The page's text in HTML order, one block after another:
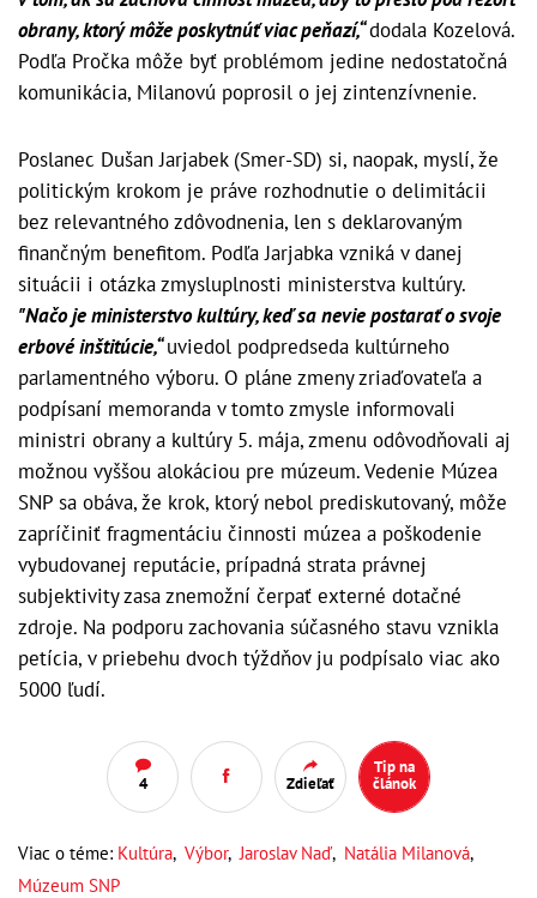
obrany, ktorý môže poskytnúť viac peňazí,“dodala Kozelová.
Podľa Pročka môže byť problémom jedine nedostatočná
komunikácia, Milanovú poprosil o jej zintenzívnenie.
Poslanec Dušan Jarjabek (Smer-SD) si, naopak, myslí, že
politickým krokom je práve rozhodnutie o delimitácii
bez relevantného zdôvodnenia, len s deklarovaným
finančným benefitom. Podľa Jarjabka vzniká v danej
situácii i otázka zmysluplnosti ministerstva kultúry.
"Načo je ministerstvo kultúry, keď sa nevie postarať o svoje
erbové inštitúcie,“uviedol podpredseda kultúrneho
parlamentného výboru. O pláne zmeny zriaďovateľa a
podpísaní memoranda v tomto zmysle informovali
ministri obrany a kultúry 5. mája, zmenu odôvodňovali aj
možnou vyššou alokáciou pre múzeum. Vedenie Múzea
SNP sa obáva, že krok, ktorý nebol prediskutovaný, môže
zapríčiniť fragmentáciu činnosti múzea a poškodenie
vybudovanej reputácie, prípadná strata právnej
subjektivity zasa znemožní čerpať externé dotačné
zdroje. Na podporu zachovania súčasného stavu vznikla
petícia, v priebehu dvoch týždňov ju podpísalo viac ako
5000 ľudí.
4 Zdieľať
Tip na
článok
Viac o téme: Kultúra, Výbor,Jaroslav Naď, Natália Milanová,
Múzeum SNP